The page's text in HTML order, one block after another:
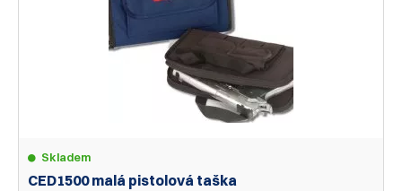
Skladem
CED1500 malá pistolová taška